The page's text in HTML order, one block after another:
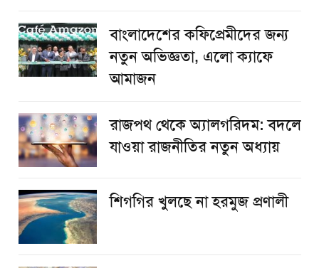
বাংলাদেশের কফিপ্রেমীদের জন্য
নতুন অভিজ্ঞতা, এলো ক্যাফে
আমাজন
রাজপথ থেকে অ্যালগরিদম: বদলে
যাওয়া রাজনীতির নতুন অধ্যায়
শিগগির খুলছে না হরমুজ প্রণালী